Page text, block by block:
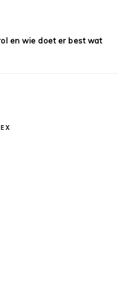
en wie doet er best wat